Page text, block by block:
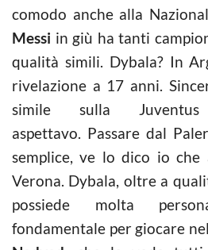
comodo anche alla
Messi in giù ha tanti
qualità simili. Dybala? In
rivelazione a 17 anni.
simile sulla
aspettavo. Passare dal
semplice, ve lo dico io
Verona. Dybala, oltre a
possiede molta
fondamentale per giocare